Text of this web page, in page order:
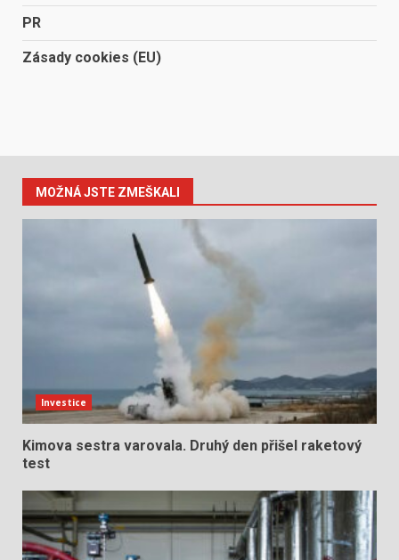
PR
Zásady cookies (EU)
MOŽNÁ JSTE ZMEŠKALI
Investice
Kimova sestra varovala. Druhý den přišel raketový
test